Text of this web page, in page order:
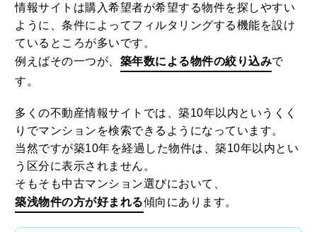
情報サイトは購入希望者が希望する物件を探しやすい
ように、条件によってフィルタリングする機能を設け
ているところが多いです。
例えばその一つが、 築年数による物件の絞り込みで
す。
多くの不動産情報サイトでは、築10年以内というくく
りでマンションを検索できるようになっています。
当然ですが築10年を経過した物件は、築10年以内とい
う区分に表示されません。
そもそも中古マンション選びにおいて、
築浅物件の方が好まれる傾向にあります。